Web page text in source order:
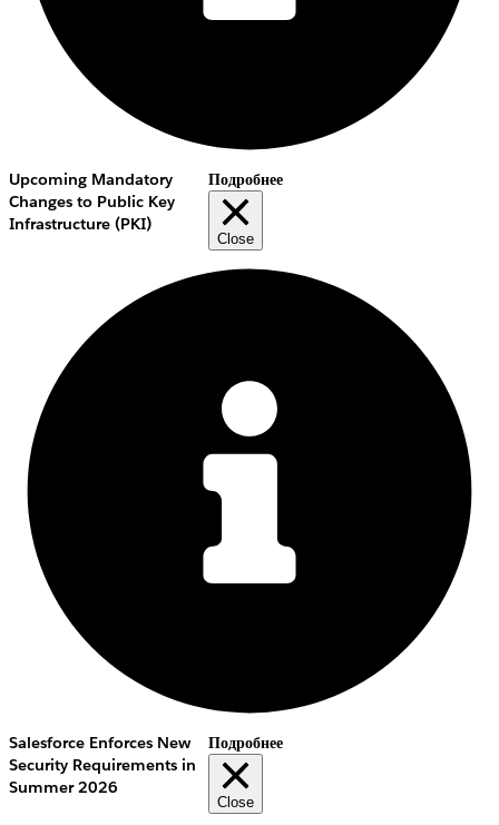
Upcoming Mandatory
Changes to Public Key
Infrastructure (PKI)
Подробнее
Close
Salesforce Enforces New
Security Requirements in
Summer 2026
Подробнее
Close